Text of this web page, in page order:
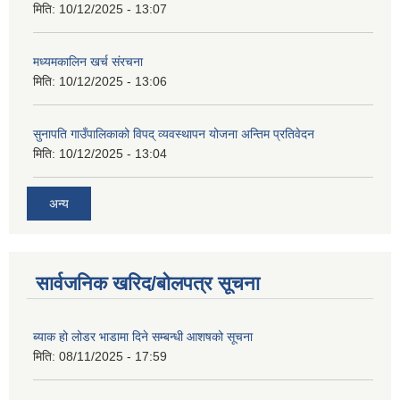
मिति: 10/12/2025 - 13:07
मध्यमकालिन खर्च संरचना
मिति: 10/12/2025 - 13:06
सुनापति गाउँपालिकाको विपद् व्यवस्थापन योजना अन्तिम प्रतिवेदन
मिति: 10/12/2025 - 13:04
अन्य
सार्वजनिक खरिद/बोलपत्र सूचना
ब्याक हो लोडर भाडामा दिने सम्बन्धी आशषको सूचना
मिति: 08/11/2025 - 17:59